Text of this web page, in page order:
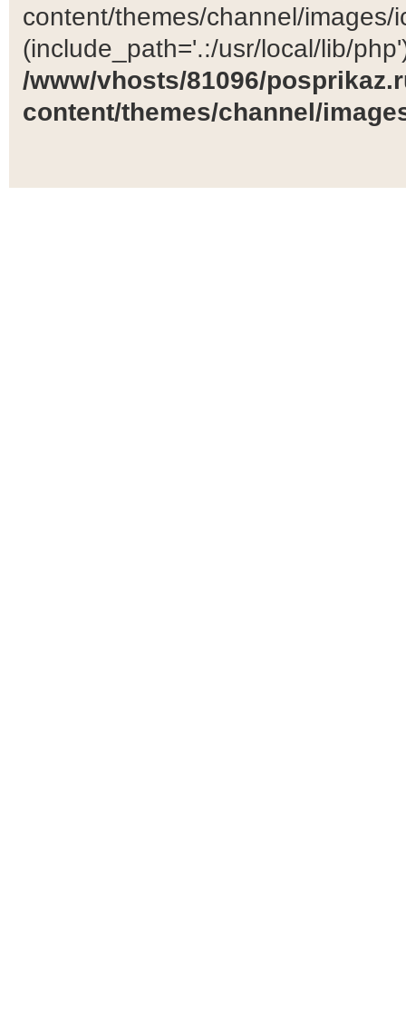
content/themes/channel/images/
(include_path='.:/usr/local/lib/
/www/vhosts/81096/
content/themes/channel/